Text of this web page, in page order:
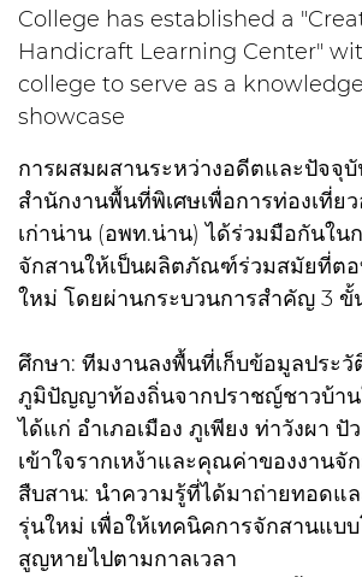
College has established a
Handicraft Learning Center"
college to serve as a
showcase
การผสมผสานระหว่างอดีตและปัจจุ
สำนักงานพื้นที่พิเศษเพื่อการท่องเที่ย
เก่าน่าน (อพท.น่าน) ได้ร่วมมือกันใน
จักสานให้เป็นผลิตภัณฑ์ร่วมสมัยที่ต
ใหม่ โดยผ่านกระบวนการสำคัญ 3 ขั้
ศึกษา: ทีมงานลงพื้นที่เก็บข้อมูลประวั
ภูมิปัญญาท้องถิ่นจากปราชญ์ชาวบ้าน
ได้แก่ อำเภอเมือง ภูเพียง ท่าวังผา ปั
เข้าใจรากเหง้าและคุณค่าของงานจั
สืบสาน: นำความรู้ที่ได้มาถ่ายทอดแ
รุ่นใหม่ เพื่อให้เทคนิคการจักสานแบ
สูญหายไปตามกาลเวลา